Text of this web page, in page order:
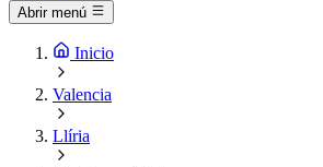
Abrir menú
Inicio
Valencia
Llíria